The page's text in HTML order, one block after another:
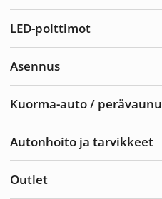
LED-polttimot
Asennus
Kuorma-auto / perävaunu
Autonhoito ja tarvikkeet
Outlet